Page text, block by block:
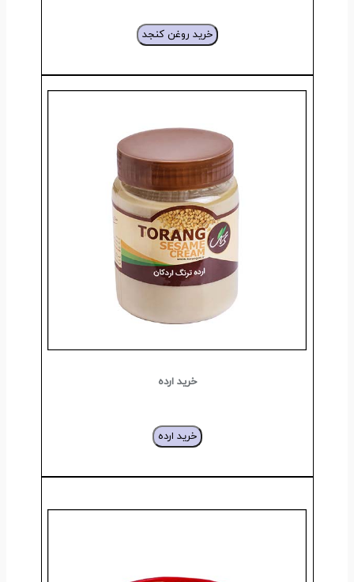
خرید روغن کنجد
خرید ارده
خرید ارده